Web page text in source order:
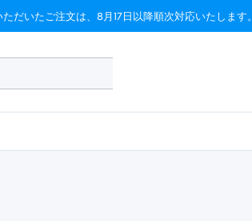
だいたご注文は、8月17日以降順次対応いたします。